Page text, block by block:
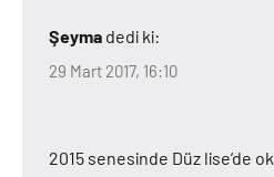
Şeyma dedi ki:
29 Mart 2017, 16:10
2015 senesinde Düz lise’de